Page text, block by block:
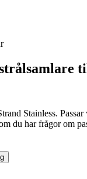
Stainless. Passar
du har frågor om